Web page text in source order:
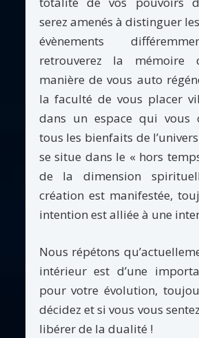
serez amenés à distinguer
évènements
retrouverez la
manière de vous auto
la faculté de vous placer
dans un espace qui vous
tous les bienfaits de
se situe dans le « hors
de la dimension
création est manifestée,
intention est alliée à une
Nous répétons
intérieur est d’une
pour votre évolution,
décidez et si vous vous
libérer de la dualité !